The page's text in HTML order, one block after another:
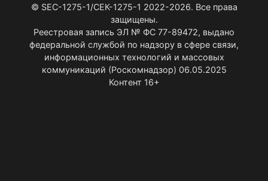
© SEC-1275-1/СЕК-1275-1 2022-2026. Все права
защищены.
Реестровая запись ЭЛ № ФС 77-89472, выдано
федеральной службой по надзору в сфере связи,
информационных технологий и массовых
коммуникаций (Роскомнадзор) 06.05.2025
Контент 16+